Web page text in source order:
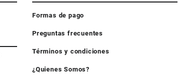
Formas de pago
Preguntas frecuentes
Términos y condiciones
¿Quienes Somos?